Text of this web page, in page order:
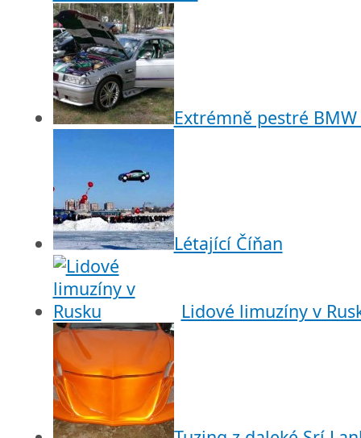
Extrémně pestré BMW
Létající Číňan
Lidové limuzíny v